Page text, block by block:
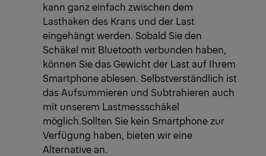
kann ganz einfach zwischen dem
Lasthaken des Krans und der Last
eingehängt werden. Sobald Sie den
Schäkel mit Bluetooth verbunden haben,
können Sie das Gewicht der Last auf Ihrem
Smartphone ablesen. Selbstverständlich ist
das Aufsummieren und Subtrahieren auch
mit unserem Lastmessschäkel
möglich.Sollten Sie kein Smartphone zur
Verfügung haben, bieten wir eine
Alternative an.